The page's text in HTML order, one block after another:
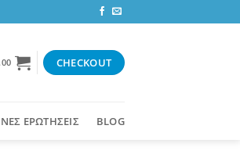
Ελλάδα ή δωρεάν για αγορές 50+ ευρώ
CHECKOUT
ΕΡΩΤΗΣΕΙΣ BLOG